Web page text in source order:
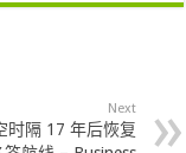
Next
时隔 17 年后恢复